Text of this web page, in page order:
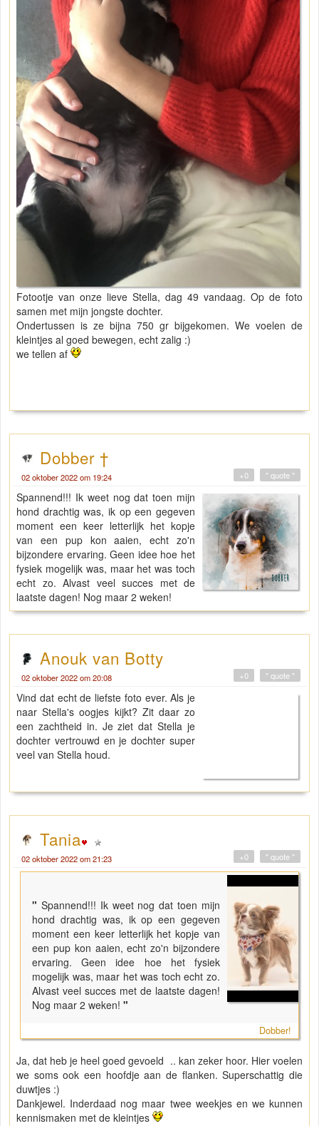
Fotootje van onze lieve Stella, dag 49 vandaag. Op de foto
samen met mijn jongste dochter.
Ondertussen is ze bijna 750 gr bijgekomen. We voelen de
kleintjes al goed bewegen, echt zalig :)
we tellen af
Dobber †
02 oktober 2022 om 19:24 " quote "
+0
Spannend!!! Ik weet nog dat toen mijn
hond drachtig was, ik op een gegeven
moment een keer letterlijk het kopje
van een pup kon aaien, echt zo'n
bijzondere ervaring. Geen idee hoe het
fysiek mogelijk was, maar het was toch
echt zo. Alvast veel succes met de
laatste dagen! Nog maar 2 weken!
Anouk van Botty
02 oktober 2022 om 20:08 " quote "
+0
Vind dat echt de liefste foto ever. Als je
naar Stella's oogjes kijkt? Zit daar zo
een zachtheid in. Je ziet dat Stella je
dochter vertrouwd en je dochter super
veel van Stella houd.
Tania
02 oktober 2022 om 21:23 " quote "
+0
" Spannend!!! Ik weet nog dat toen mijn
hond drachtig was, ik op een gegeven
moment een keer letterlijk het kopje van
een pup kon aaien, echt zo'n bijzondere
ervaring. Geen idee hoe het fysiek
mogelijk was, maar het was toch echt zo.
Alvast veel succes met de laatste dagen!
Nog maar 2 weken! "
Dobber!
Ja, dat heb je heel goed gevoeld .. kan zeker hoor. Hier voelen
we soms ook een hoofdje aan de flanken. Superschattig die
duwtjes :)
Dankjewel. Inderdaad nog maar twee weekjes en we kunnen
kennismaken met de kleintjes